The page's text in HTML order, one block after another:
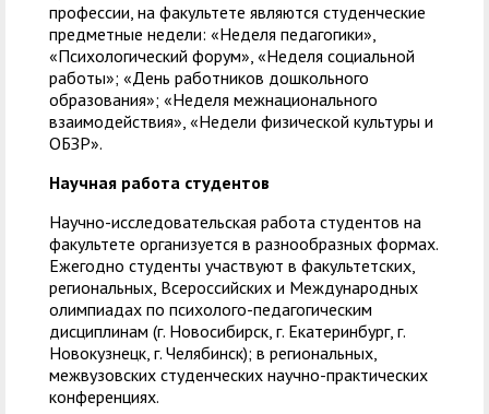
профессии, на факультете являются студенческие
предметные недели: «Неделя педагогики»,
«Психологический форум», «Неделя социальной
работы»; «День работников дошкольного
образования»; «Неделя межнационального
взаимодействия», «Недели физической культуры и
ОБЗР».
Научная работа студентов
Научно-исследовательская работа студентов на
факультете организуется в разнообразных формах.
Ежегодно студенты участвуют в факультетских,
региональных, Всероссийских и Международных
олимпиадах по психолого-педагогическим
дисциплинам (г. Новосибирск, г. Екатеринбург, г.
Новокузнецк, г. Челябинск); в региональных,
межвузовских студенческих научно-практических
конференциях.